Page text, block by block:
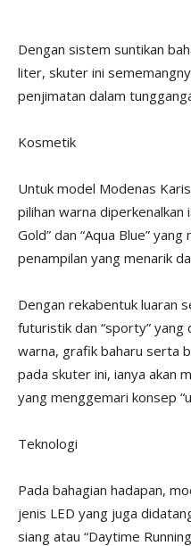
Dengan sistem suntikan
liter, skuter ini
penjimatan dalam
Kosmetik
Untuk model Modenas
pilihan warna diperkenalkan
Gold” dan “Aqua Blue”
penampilan yang menarik
Dengan rekabentuk luaran
futuristik dan “sporty” yang
warna, grafik baharu serta
pada skuter ini, ianya akan
yang menggemari konsep
Teknologi
Pada bahagian hadapan,
jenis LED yang juga
siang atau “Daytime